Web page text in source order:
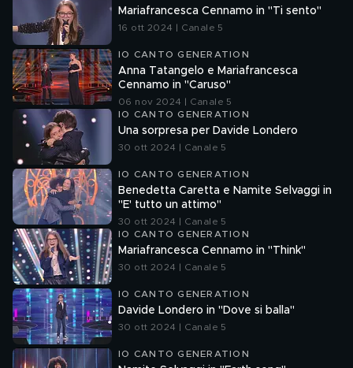
Mariafrancesca Cennamo in "Ti sento"
16 ott 2024 | Canale 5
IO CANTO GENERATION
Anna Tatangelo e Mariafrancesca
Cennamo in "Caruso"
06 nov 2024 | Canale 5
IO CANTO GENERATION
Una sorpresa per Davide Londero
30 ott 2024 | Canale 5
IO CANTO GENERATION
Benedetta Caretta e Namite Selvaggi in
"E' tutto un attimo"
30 ott 2024 | Canale 5
IO CANTO GENERATION
Mariafrancesca Cennamo in "Think"
30 ott 2024 | Canale 5
IO CANTO GENERATION
Davide Londero in "Dove si balla"
30 ott 2024 | Canale 5
IO CANTO GENERATION